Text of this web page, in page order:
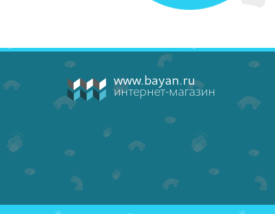
www.bayan.ru
интернет-магазин